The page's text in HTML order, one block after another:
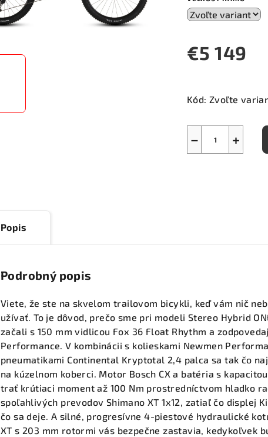
€5 149
cena:
Kód: Zvoľte
+
−
Popis
Podrobný popis
Viete, že ste na skvelom trailovom bicykli, keď vám nič
užívať. To je dôvod, prečo sme pri modeli Stereo Hybrid
začali s 150 mm vidlicou Fox 36 Float Rhythm a
Performance. V kombinácii s kolieskami Newmen
pneumatikami Continental Kryptotal 2,4 palca sa tak čo
na kúzelnom koberci. Motor Bosch CX a batéria s
trať krútiaci moment až 100 Nm prostredníctvom hladko
spoľahlivých prevodov Shimano XT 1x12, zatiaľ čo displej
čo sa deje. A silné, progresívne 4-piestové hydraulické
XT s 203 mm rotormi vás bezpečne zastavia, kedykoľvek